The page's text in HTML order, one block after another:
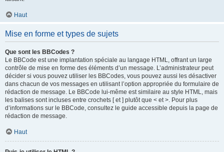
Haut
Mise en forme et types de sujets
Que sont les BBCodes ?
Le BBCode est une implantation spéciale au langage HTML, offrant un large
contrôle de mise en forme des éléments d’un message. L’administrateur peut
décider si vous pouvez utiliser les BBCodes, vous pouvez aussi les désactiver
dans chacun de vos messages en utilisant l’option appropriée du formulaire de
rédaction de message. Le BBCode lui-même est similaire au style HTML, mais
les balises sont incluses entre crochets [ et ] plutôt que < et >. Pour plus
d’informations sur le BBCode, consultez le guide accessible depuis la page de
rédaction de message.
Haut